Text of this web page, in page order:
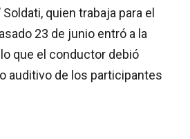
Soldati, quien trabaja para el
23 de junio entró a la
que el conductor debió
auditivo de los participantes